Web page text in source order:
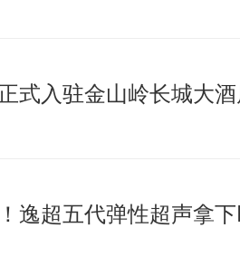
式入驻金山岭长城大
逸超五代弹性超声拿